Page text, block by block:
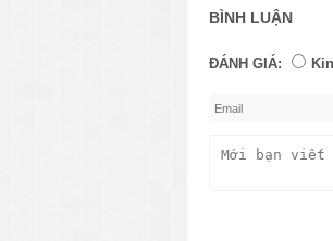
BÌNH LUẬN
ĐÁNH GIÁ: